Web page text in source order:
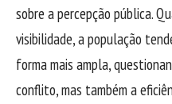
sobre a percepção pública.
visibilidade, a população
forma mais ampla,
conflito, mas também a